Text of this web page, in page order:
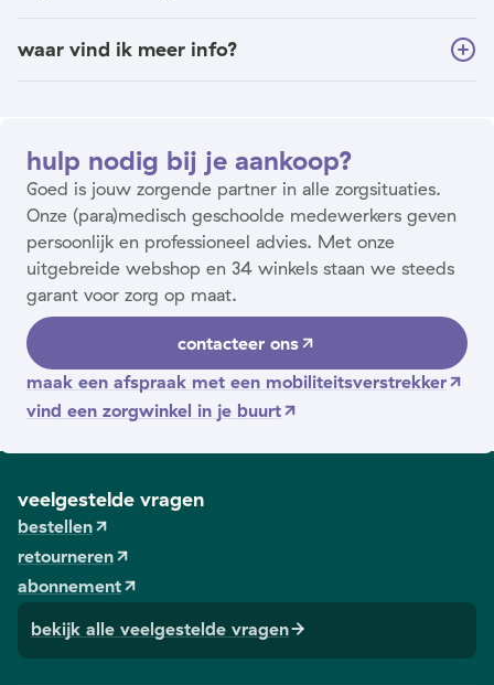
waar vind ik meer info?
hulp nodig bij je aankoop?
Goed is jouw zorgende partner in alle zorgsituaties.
Onze (para)medisch geschoolde medewerkers geven
persoonlijk en professioneel advies. Met onze
uitgebreide webshop en 34 winkels staan we steeds
garant voor zorg op maat.
contacteer ons
maak een afspraak met een mobiliteitsverstrekker
vind een zorgwinkel in je buurt
veelgestelde vragen
bestellen
retourneren
abonnement
bekijk alle veelgestelde vragen